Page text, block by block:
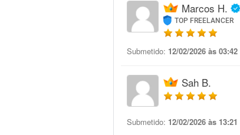
Marcos H.
TOP FREELANCER
Submetido: 12/02/2026 às 03:42
Sah B.
Submetido: 12/02/2026 às 13:21